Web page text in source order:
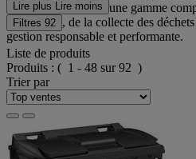
sécurité. Découvrez une gamme
spécifiques, de la collecte des
gestion responsable et performante.
Lire plus Lire moins
Filtres 92
Liste de produits
Produits : ( 1 - 48 sur 92 )
Trier par